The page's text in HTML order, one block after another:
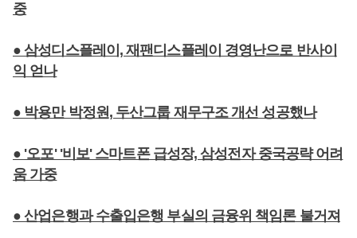
중
● 삼성디스플레이, 재팬디스플레이 경영난으로 반사이
익 얻나
● 박용만 박정원, 두산그룹 재무구조 개선 성공했나
● '오포' '비보' 스마트폰 급성장, 삼성전자 중국공략 어려
움 가중
● 산업은행과 수출입은행 부실의 금융위 책임론 불거져